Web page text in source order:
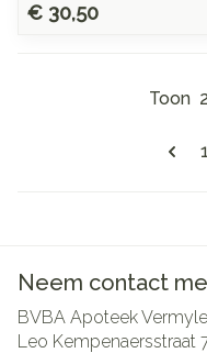
€ 30,50
1
Toon
Neem contact
BVBA Apoteek
Leo Kempenaersstraat